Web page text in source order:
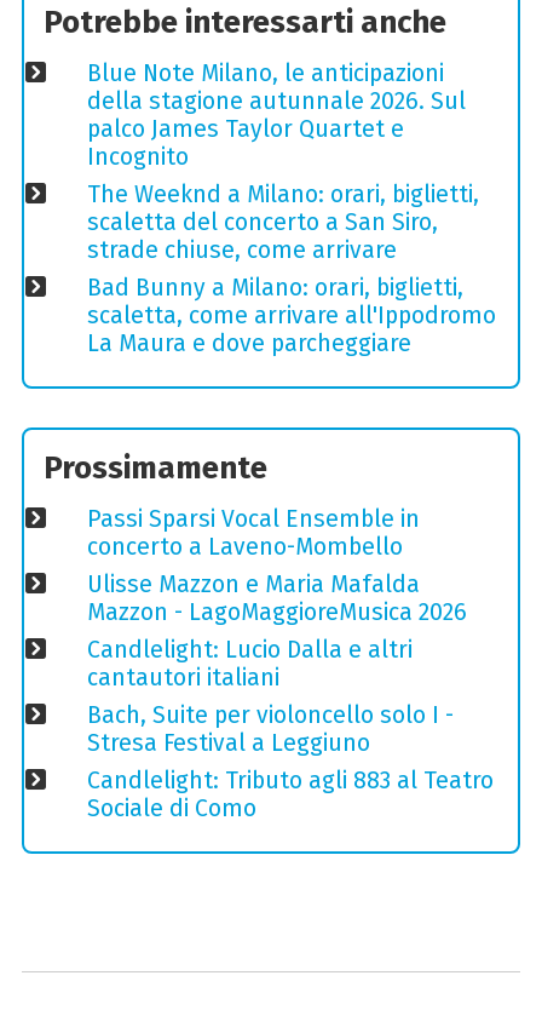
Potrebbe interessarti anche
Blue Note Milano, le anticipazioni
della stagione autunnale 2026. Sul
palco James Taylor Quartet e
Incognito
The Weeknd a Milano: orari, biglietti,
scaletta del concerto a San Siro,
strade chiuse, come arrivare
Bad Bunny a Milano: orari, biglietti,
scaletta, come arrivare all'Ippodromo
La Maura e dove parcheggiare
Prossimamente
Passi Sparsi Vocal Ensemble in
concerto a Laveno-Mombello
Ulisse Mazzon e Maria Mafalda
Mazzon - LagoMaggioreMusica 2026
Candlelight: Lucio Dalla e altri
cantautori italiani
Bach, Suite per violoncello solo I -
Stresa Festival a Leggiuno
Candlelight: Tributo agli 883 al Teatro
Sociale di Como